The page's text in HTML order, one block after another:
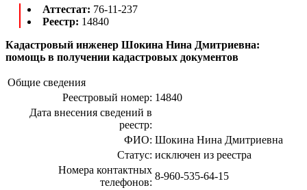
Аттестат: 76-11-237
Реестр: 14840
Кадастровый инженер Шокина Нина Дмитриевна:
помощь в получении кадастровых документов
Общие сведения
Реестровый номер: 14840
Дата внесения сведений в
реестр:
ФИО: Шокина Нина Дмитриевна
Статус: исключен из реестра
Номера контактных
телефонов:
8-960-535-64-15